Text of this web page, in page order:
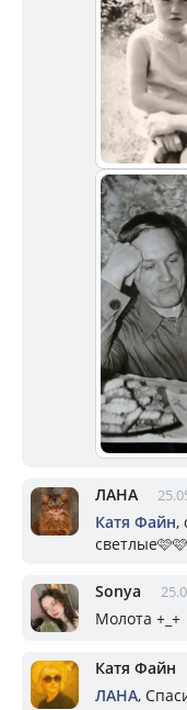
ЛАНА
Катя Файн,
Sonya
Молота +_+
Катя Файн
ЛАНА,